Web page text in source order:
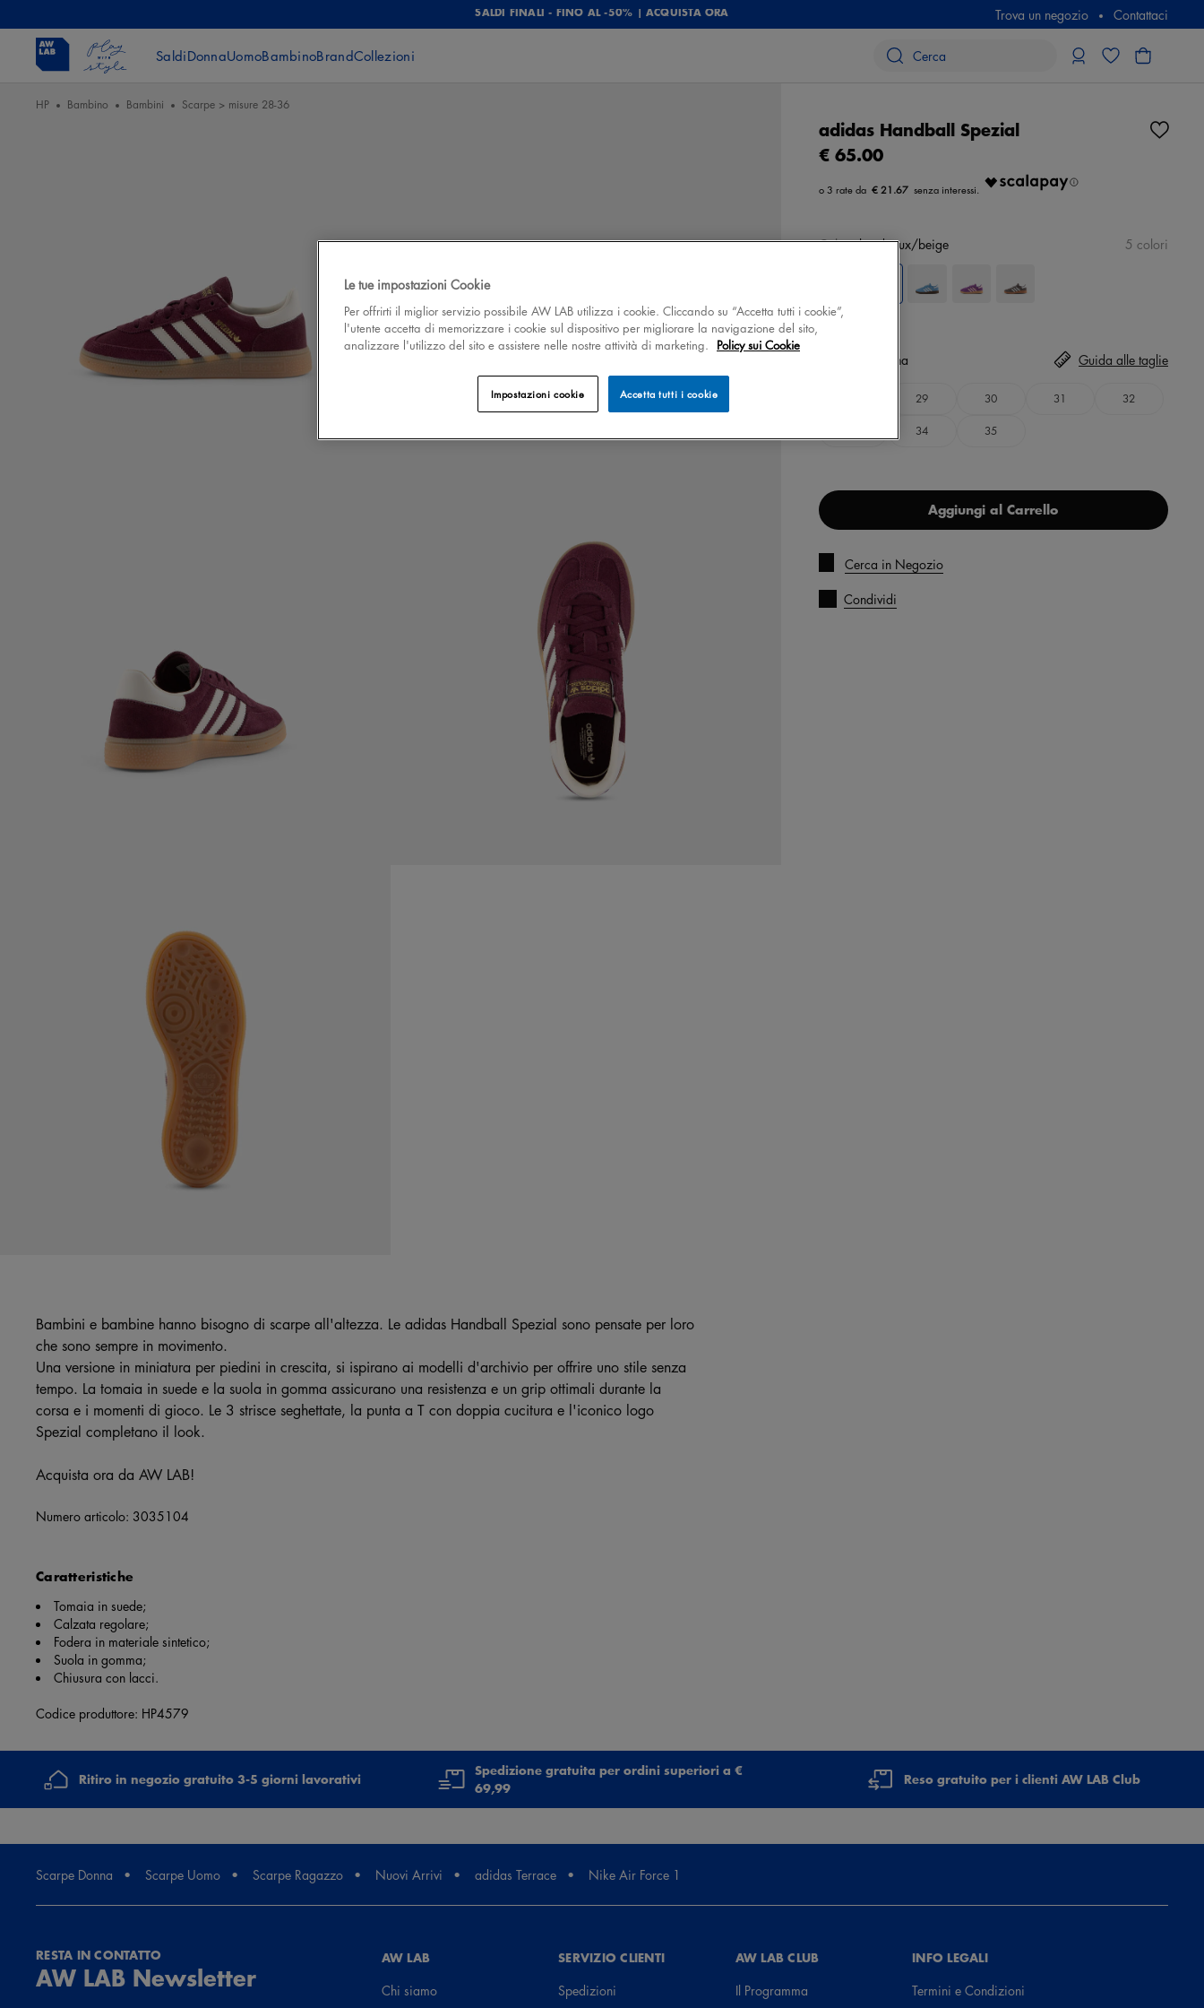
SALDI FINALI - FINO AL -50% | ACQUISTA ORA Trova un negozio Contattaci
SaldiDonnaUomoBambinoBrandCollezioni
HP Bambino Bambini Scarpe > misure 28-36
Bambini e bambine hanno bisogno di scarpe all'altezza. Le adidas Handball Spezial sono pensate per loro
che sono sempre in movimento.
Una versione in miniatura per piedini in crescita, si ispirano ai modelli d'archivio per offrire uno stile senza
tempo. La tomaia in suede e la suola in gomma assicurano una resistenza e un grip ottimali durante la
corsa e i momenti di gioco. Le 3 strisce seghettate, la punta a T con doppia cucitura e l'iconico logo
Spezial completano il look.
Acquista ora da AW LAB!
Numero articolo: 3035104
Caratteristiche
Tomaia in suede;
Calzata regolare;
Fodera in materiale sintetico;
Suola in gomma;
Chiusura con lacci.
Codice produttore: HP4579
adidas Handball Spezial
€ 65.00
€ 21.67
Colorebordeaux/beige 5 colori
Seleziona
29 30 31 32
34 35
Guida alle taglie
Aggiungi al Carrello
Cerca in Negozio
Condividi
Ritiro in negozio gratuito 3-5 giorni lavorativi
Spedizione gratuita per ordini superiori a €
69,99
Reso gratuito per i clienti AW LAB Club
Scarpe Donna Scarpe Uomo Scarpe Ragazzo Nuovi Arrivi adidas Terrace Nike Air Force 1
RESTA IN CONTATTO
AW LAB Newsletter
AW LAB
Chi siamo
SERVIZIO CLIENTI
Spedizioni
AW LAB CLUB
Il Programma
INFO LEGALI
Termini e Condizioni
Le tue impostazioni Cookie
Per offrirti il miglior servizio possibile AW LAB utilizza i cookie. Cliccando su “Accetta tutti i cookie”,
l'utente accetta di memorizzare i cookie sul dispositivo per migliorare la navigazione del sito,
analizzare l'utilizzo del sito e assistere nelle nostre attività di marketing. Policy sui Cookie
Accetta tutti i cookie
Impostazioni cookie